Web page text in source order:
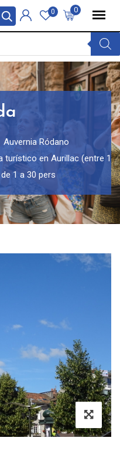
0
0
Auvernia Ródano
turístico en Aurillac (entre 1
1 a 30 pers